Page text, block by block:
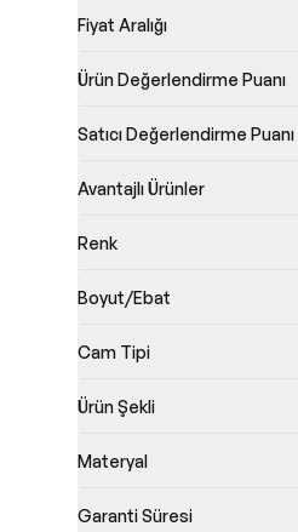
Fiyat Aralığı
Ürün Değerlendirme Puanı
Satıcı Değerlendirme Puanı
Avantajlı Ürünler
Renk
Boyut/Ebat
Cam Tipi
Ürün Şekli
Materyal
Garanti Süresi